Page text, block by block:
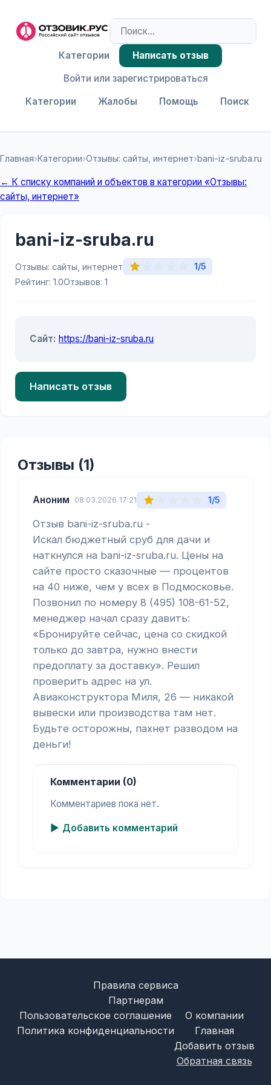
Категории Жалобы Помощь Поиск
Категории
Написать отзыв
Войти или зарегистрироваться
Главная›Категории›Отзывы: сайты, интернет›bani-iz-sruba.ru
← К списку компаний и объектов в категории «Отзывы:
сайты, интернет»
bani-iz-sruba.ru
Отзывы: сайты, интернет
1/5
Рейтинг: 1.0Отзывов: 1
Сайт: https://bani-iz-sruba.ru
Написать отзыв
Отзывы (1)
Аноним 08.03.2026 17:21 1/5
Отзыв bani-iz-sruba.ru -
Искал бюджетный сруб для дачи и
наткнулся на bani-iz-sruba.ru. Цены на
сайте просто сказочные — процентов
на 40 ниже, чем у всех в Подмосковье.
Позвонил по номеру 8 (495) 108-61-52,
менеджер начал сразу давить:
«Бронируйте сейчас, цена со скидкой
только до завтра, нужно внести
предоплату за доставку». Решил
проверить адрес на ул.
Авиаконструктора Миля, 26 — никакой
вывески или производства там нет.
Будьте осторожны, пахнет разводом на
деньги!
Комментарии (0)
Комментариев пока нет.
Добавить комментарий
Правила сервиса
Партнерам
Пользовательское соглашение
Политика конфиденциальности
О компании
Главная
Добавить отзыв
Обратная связь